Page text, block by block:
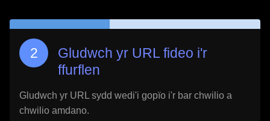
Gludwch yr URL fideo i'r
ffurflen
Gludwch yr URL sydd wedi'i gopïo i'r bar chwilio a
chwilio amdano.